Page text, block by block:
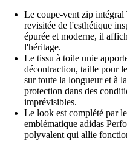
Le coupe-vent zip
revisitée de l'esthétique
épurée et moderne, il
l'héritage.
Le tissu à toile unie
décontraction, taille pour
sur toute la longueur et à
protection dans des
imprévisibles.
Le look est complété par
emblématique adidas
polyvalent qui allie